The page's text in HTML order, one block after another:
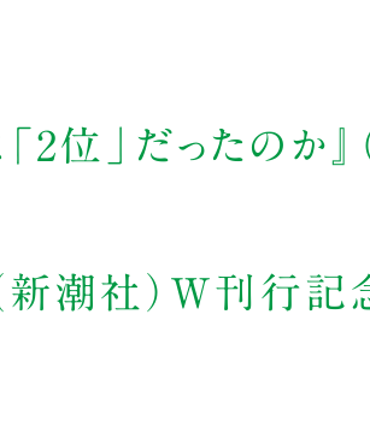
位」だったのか』
（新潮社）W刊行記